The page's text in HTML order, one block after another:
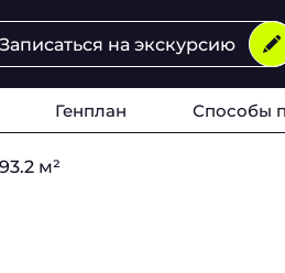
Записаться на экскурсию
Генплан Способы
м²